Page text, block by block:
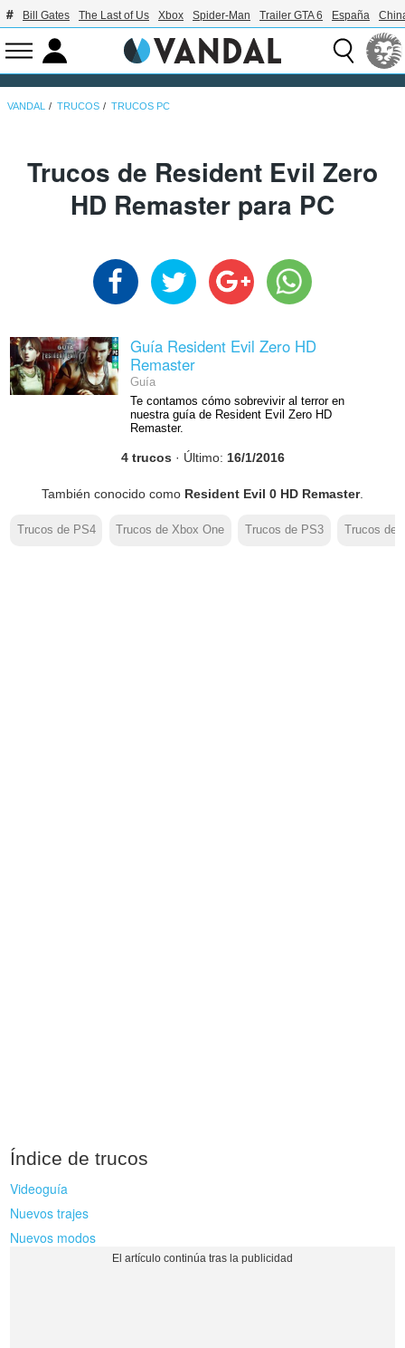
Bill Gates The Last of Us Xbox Spider-Man Trailer GTA 6 España
VANDAL TRUCOS TRUCOS PC
Trucos de Resident Evil Zero
HD Remaster para PC
Guía Resident Evil Zero HD
Remaster
Guía
Te contamos cómo sobrevivir al terror en
nuestra guía de Resident Evil Zero HD
Remaster.
4 trucos · Último: 16/1/2016
También conocido como Resident Evil 0 HD Remaster.
Trucos de PS4 Trucos de Xbox One Trucos de PS3 Trucos de
Índice de trucos
Videoguía
Nuevos trajes
Nuevos modos